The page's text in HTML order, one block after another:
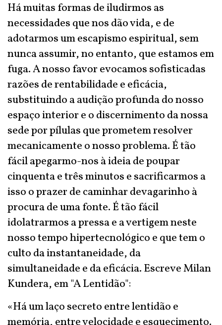
Há muitas formas de iludirmos as
necessidades que nos dão vida, e de
adotarmos um escapismo espiritual, sem
nunca assumir, no entanto, que estamos em
fuga. A nosso favor evocamos sofisticadas
razões de rentabilidade e eficácia,
substituindo a audição profunda do nosso
espaço interior e o discernimento da nossa
sede por pílulas que prometem resolver
mecanicamente o nosso problema. É tão
fácil apegarmo-nos à ideia de poupar
cinquenta e três minutos e sacrificarmos a
isso o prazer de caminhar devagarinho à
procura de uma fonte. É tão fácil
idolatrarmos a pressa e a vertigem neste
nosso tempo hipertecnológico e que tem o
culto da instantaneidade, da
simultaneidade e da eficácia. Escreve Milan
Kundera, em "A Lentidão":
«Há um laço secreto entre lentidão e